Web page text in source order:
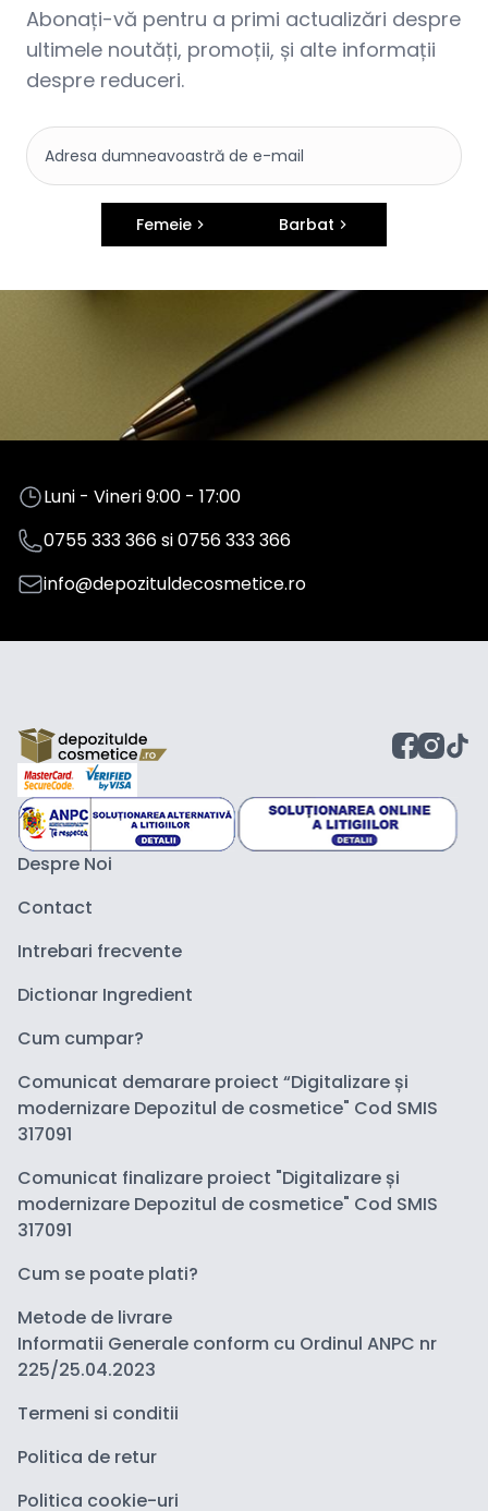
Abonați-vă pentru a primi actualizări despre
ultimele noutăți, promoții, și alte informații
despre reduceri.
Femeie Barbat
Luni - Vineri 9:00 - 17:00
0755 333 366si0756 333 366
info@depozituldecosmetice.ro
Despre Noi
Contact
Intrebari frecvente
Dictionar Ingredient
Cum cumpar?
Comunicat demarare proiect “Digitalizare și
modernizare Depozitul de cosmetice" Cod SMIS
317091
Comunicat finalizare proiect "Digitalizare și
modernizare Depozitul de cosmetice" Cod SMIS
317091
Cum se poate plati?
Metode de livrare
Informatii Generale conform cu Ordinul ANPC nr
225/25.04.2023
Termeni si conditii
Politica de retur
Politica cookie-uri